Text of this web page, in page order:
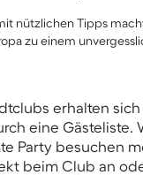
nützlichen Tipps
zu einem
erhalten sich
eine Gästeliste.
Party besuchen
beim Club an